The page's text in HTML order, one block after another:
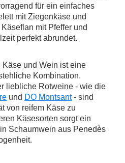
für ein einfaches
mit Ziegenkäse und
mit Pfeffer und
perfekt abrundet.
und Wein ist eine
Kombination.
liebliche Rotweine - wie die
und DO Montsant- sind
von reifem Käse zu
Käsesorten sorgt ein
Schaumwein aus Penedès